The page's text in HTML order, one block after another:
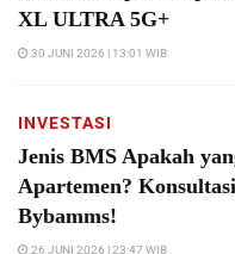
XL ULTRA 5G+
30 JUNI 2026 | 13:01 WIB
INVESTASI
Jenis BMS Apakah
Apartemen?
Bybamms!
26 JUNI 2026 | 23:47 WIB